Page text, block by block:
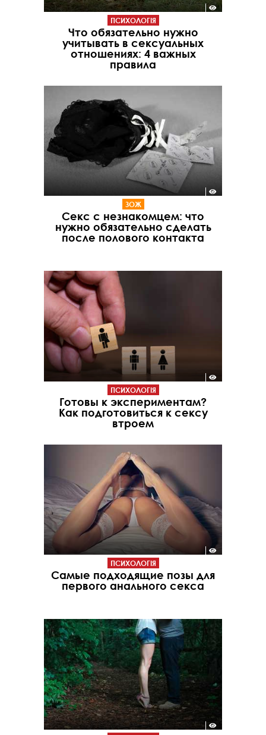
ПСИХОЛОГІЯ
Что обязательно нужно
учитывать в сексуальных
отношениях: 4 важных
правила
ЗОЖ
Секс с незнакомцем: что
нужно обязательно сделать
после полового контакта
ПСИХОЛОГІЯ
Готовы к экспериментам?
Как подготовиться к сексу
втроем
ПСИХОЛОГІЯ
Самые подходящие позы для
первого анального секса